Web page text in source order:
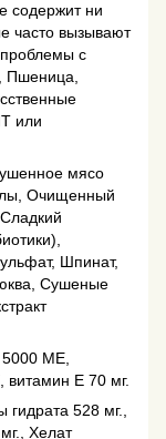
содержит ни
часто вызывают
с
Пшеница,
или
мясо
Очищенный
Шпинат,
Сушеные
5000 МЕ,
Е 70 мг.
528 мг.,
Хелат